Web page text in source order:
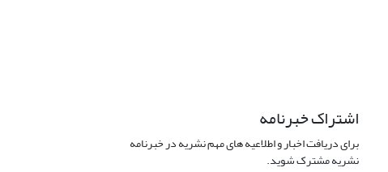
اشتراک خبرنامه
برای دریافت اخبار و اطلاعیه های مهم نشریه در خبرنامه
نشریه مشترک شوید.